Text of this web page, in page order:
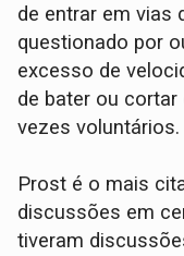
de entrar em vias
questionado por
excesso de
de bater ou
vezes voluntários.
Prost é o mais
discussões em
tiveram